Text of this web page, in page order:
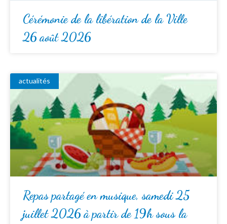
Cérémonie de la libération de la Ville
26 août 2026
actualités
Repas partagé en musique, samedi 25
juillet 2026 à partir de 19h sous la